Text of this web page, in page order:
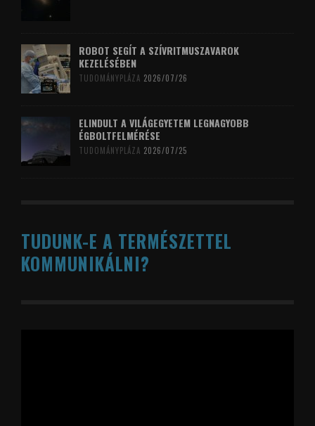
ROBOT SEGÍT A SZÍVRITMUSZAVAROK
KEZELÉSÉBEN
TUDOMÁNYPLÁZA 2026/07/26
ELINDULT A VILÁGEGYETEM LEGNAGYOBB
ÉGBOLTFELMÉRÉSE
TUDOMÁNYPLÁZA 2026/07/25
TUDUNK-E A TERMÉSZETTEL
KOMMUNIKÁLNI?